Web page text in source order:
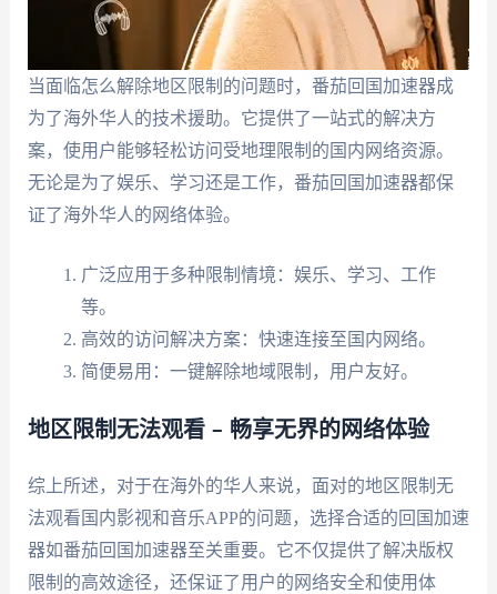
当面临怎么解除地区限制的问题时，番茄回国加速器成
为了海外华人的技术援助。它提供了一站式的解决方
案，使用户能够轻松访问受地理限制的国内网络资源。
无论是为了娱乐、学习还是工作，番茄回国加速器都保
证了海外华人的网络体验。
广泛应用于多种限制情境：娱乐、学习、工作
等。
高效的访问解决方案：快速连接至国内网络。
简便易用：一键解除地域限制，用户友好。
地区限制无法观看 – 畅享无界的网络体验
综上所述，对于在海外的华人来说，面对的地区限制无
法观看国内影视和音乐APP的问题，选择合适的回国加速
器如番茄回国加速器至关重要。它不仅提供了解决版权
限制的高效途径，还保证了用户的网络安全和使用体